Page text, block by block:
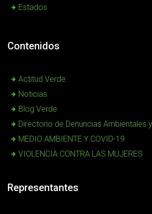
Estados
Contenidos
Actitud Verde
Noticias
Blog Verde
Directorio de Denuncias Ambientales
MEDIO AMBIENTE Y COVID-19
VIOLENCIA CONTRA LAS MUJERES
Representantes